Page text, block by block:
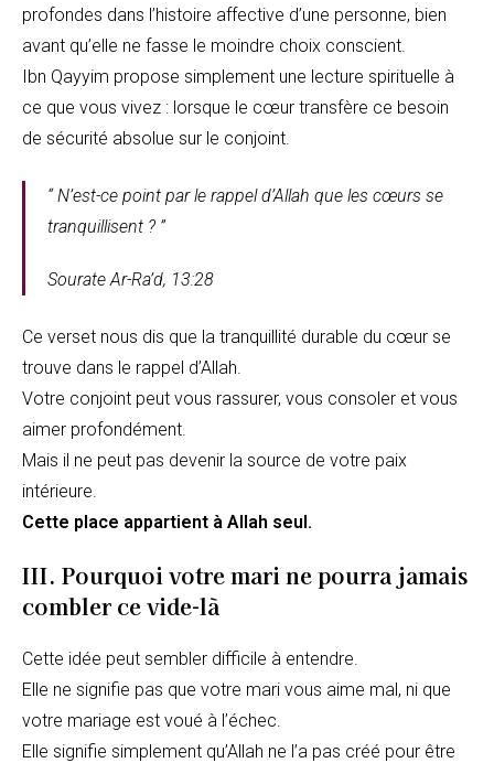
profondes dans l’histoire affective d’une personne, bien
avant qu’elle ne fasse le moindre choix conscient.
Ibn Qayyim propose simplement une lecture spirituelle à
ce que vous vivez : lorsque le cœur transfère ce besoin
de sécurité absolue sur le conjoint.
“ N’est-ce point par le rappel d’Allah que les cœurs se
tranquillisent ? ”
Sourate Ar-Ra’d, 13:28
Ce verset nous dis que la tranquillité durable du cœur se
trouve dans le rappel d’Allah.
Votre conjoint peut vous rassurer, vous consoler et vous
aimer profondément.
Mais il ne peut pas devenir la source de votre paix
intérieure.
Cette place appartient à Allah seul.
III. Pourquoi votre mari ne pourra jamais
combler ce vide-là
Cette idée peut sembler difficile à entendre.
Elle ne signifie pas que votre mari vous aime mal, ni que
votre mariage est voué à l’échec.
Elle signifie simplement qu’Allah ne l’a pas créé pour être